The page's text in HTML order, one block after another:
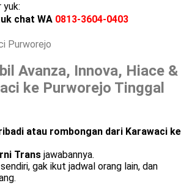
yuk:
chat WA 0813-3604-0403
Avanza, Innova, Hiace &
ke Purworejo Tinggal
atau rombongan dari Karawaci ke
Trans jawabannya.
gak ikut jadwal orang lain, dan